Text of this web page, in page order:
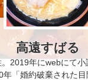
高遠すばる
2019年にwebにて小
年「婚約破棄された